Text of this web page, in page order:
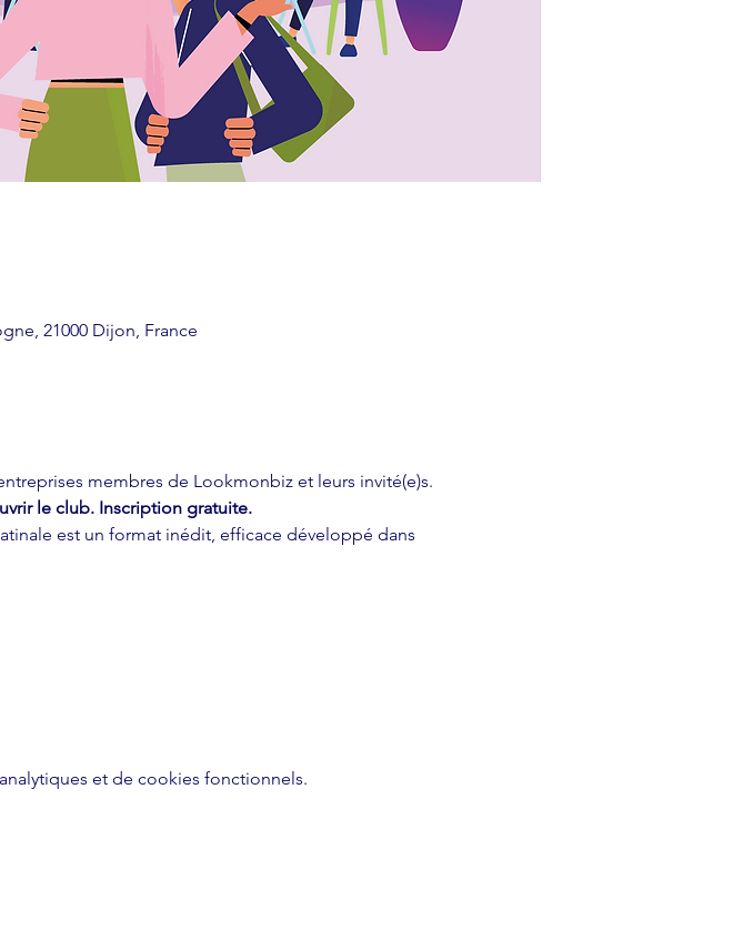
21000 Dijon, France
membres de Lookmonbiz et leurs invité(e)s.
le club. Inscription gratuite.
est un format inédit, efficace développé dans
et de cookies fonctionnels.